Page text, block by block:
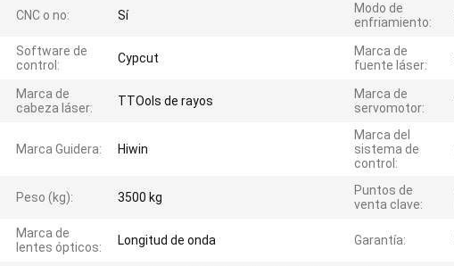
CNC o no: Sí
Modo de
enfriamiento:
Software de
control:
Cypcut
Marca de
fuente láser:
Marca de
cabeza láser:
TTOols de rayos
Marca de
servomotor:
Marca Guidera: Hiwin
Marca del
sistema de
control:
Peso (kg): 3500 kg
Puntos de
venta clave:
Marca de
lentes ópticos:
Longitud de onda Garantía: